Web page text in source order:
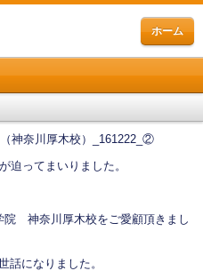
ホーム
迫ってまいりました。
院 神奈川厚木校をご愛顧頂きまし
話になりました。